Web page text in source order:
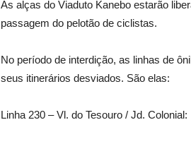
As alças do Viaduto Kanebo estarão
passagem do pelotão de ciclistas.
No período de interdição, as linhas de
seus itinerários desviados. São elas:
Linha 230 – Vl. do Tesouro / Jd. Colonial: